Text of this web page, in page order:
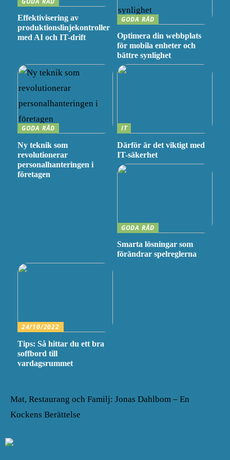
Effektivisering av
produktionslinjekontroller
med AI och IT-drift
GODA RÅD
Optimera din webbplats
för mobila enheter och
bättre synlighet
GODA RÅD
Ny teknik som
revolutionerar
personalhanteringen i
företagen
IT
Därför är det viktigt med
IT-säkerhet
GODA RÅD
Smarta lösningar som
förändrar spelreglerna
24/10/2022
Tips: Så hittar du ett bra
soffbord till
vardagsrummet
Mat, Restaurang och Familj: Jonas Dahlbom – En
Kockens Berättelse